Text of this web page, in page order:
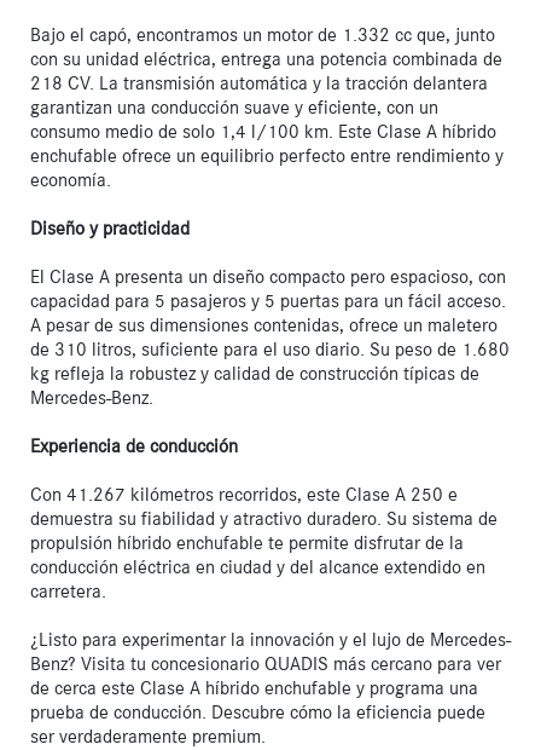
Bajo el capó, encontramos un motor de 1.332 cc que, junto
con su unidad eléctrica, entrega una potencia combinada de
218 CV. La transmisión automática y la tracción delantera
garantizan una conducción suave y eficiente, con un
consumo medio de solo 1,4 l/100 km. Este Clase A híbrido
enchufable ofrece un equilibrio perfecto entre rendimiento y
economía.
Diseño y practicidad
El Clase A presenta un diseño compacto pero espacioso, con
capacidad para 5 pasajeros y 5 puertas para un fácil acceso.
A pesar de sus dimensiones contenidas, ofrece un maletero
de 310 litros, suficiente para el uso diario. Su peso de 1.680
kg refleja la robustez y calidad de construcción típicas de
Mercedes-Benz.
Experiencia de conducción
Con 41.267 kilómetros recorridos, este Clase A 250 e
demuestra su fiabilidad y atractivo duradero. Su sistema de
propulsión híbrido enchufable te permite disfrutar de la
conducción eléctrica en ciudad y del alcance extendido en
carretera.
¿Listo para experimentar la innovación y el lujo de Mercedes-
Benz? Visita tu concesionario QUADIS más cercano para ver
de cerca este Clase A híbrido enchufable y programa una
prueba de conducción. Descubre cómo la eficiencia puede
ser verdaderamente premium.